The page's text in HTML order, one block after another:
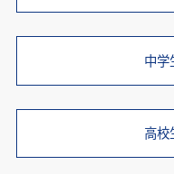
中学
高校